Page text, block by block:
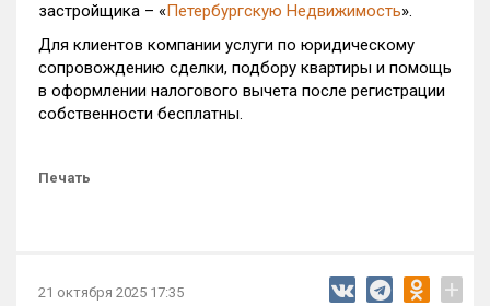
застройщика – «Петербургскую Недвижимость».
Для клиентов компании услуги по юридическому
сопровождению сделки, подбору квартиры и помощь
в оформлении налогового вычета после регистрации
собственности бесплатны.
Печать
21 октября 2025 17:35 +